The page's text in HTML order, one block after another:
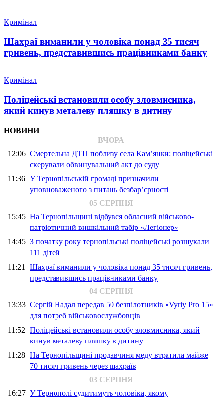
Кримінал
Шахраї виманили у чоловіка понад 35 тисяч
гривень, представившись працівниками банку
Кримінал
Поліцейські встановили особу зловмисника,
який кинув металеву пляшку в дитину
НОВИНИ
ВЧОРА
12:06 Смертельна ДТП поблизу села Кам’янки: поліцейські
скерували обвинувальний акт до суду
11:36 У Тернопільській громаді призначили
уповноваженого з питань безбар’єрності
05 СЕРПНЯ
15:45 На Тернопільщині відбувся обласний військово-
патріотичний вишкільний табір «Легіонер»
14:45 З початку року тернопільські поліцейські розшукали
111 дітей
11:21 Шахраї виманили у чоловіка понад 35 тисяч гривень,
представившись працівниками банку
04 СЕРПНЯ
13:33 Сергій Надал передав 50 безпілотників «Vyriy Pro 15»
для потреб військовослужбовців
11:52 Поліцейські встановили особу зловмисника, який
кинув металеву пляшку в дитину
11:28 На Тернопільщині продавчиня меду втратила майже
70 тисяч гривень через шахраїв
03 СЕРПНЯ
16:27 У Тернополі судитимуть чоловіка, якому